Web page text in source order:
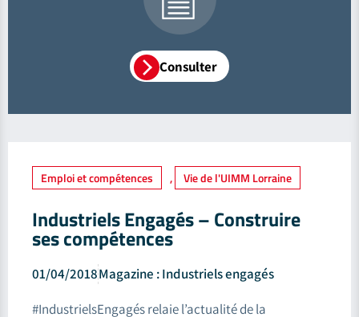
Consulter
Emploi et compétences , Vie de l'UIMM Lorraine
Industriels Engagés – Construire
ses compétences
01/04/2018Magazine : Industriels engagés
#IndustrielsEngagés relaie l’actualité de la